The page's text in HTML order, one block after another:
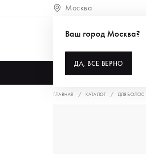
Москва
Ваш город Москва?
ДА, ВСЕ ВЕРНО
ГЛАВНАЯ КАТАЛОГ ДЛЯ ВОЛОС